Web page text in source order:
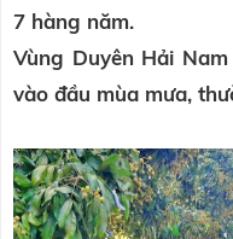
7 hàng năm.
Vùng Duyên Hải
vào đầu mùa mưa,